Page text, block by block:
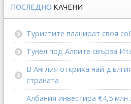
ПОСЛЕДНО КАЧЕНИ
Туристите планират своя
Тунел под Алпите свърза
В Англия откриха най-
страната
Албания инвестира €4,5